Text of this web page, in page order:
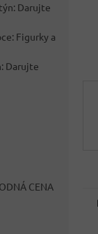
Darujte
Figurky a
Darujte
CENA